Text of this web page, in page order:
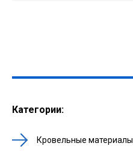
Категории:
Кровельные материалы